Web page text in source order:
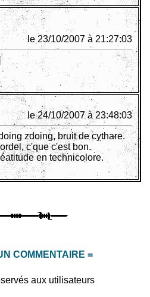
le 23/10/2007 à 21:27:03
le 24/10/2007 à 23:48:03
zdoing, bruit de cythare.
c'que c'est bon.
en technicolore.
COMMENTAIRE =
aux utilisateurs